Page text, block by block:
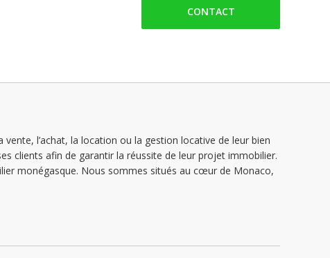
CONTACT
l’achat, la location ou la gestion locative de leur bien
clients afin de garantir la réussite de leur projet immobilier.
monégasque. Nous sommes situés au cœur de Monaco,